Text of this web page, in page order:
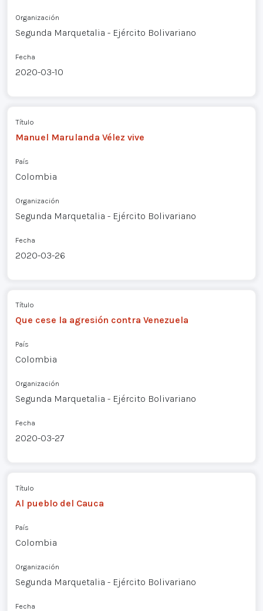
Organización
Segunda Marquetalia - Ejército Bolivariano
Fecha
2020-03-10
Título
Manuel Marulanda Vélez vive
País
Colombia
Organización
Segunda Marquetalia - Ejército Bolivariano
Fecha
2020-03-26
Título
Que cese la agresión contra Venezuela
País
Colombia
Organización
Segunda Marquetalia - Ejército Bolivariano
Fecha
2020-03-27
Título
Al pueblo del Cauca
País
Colombia
Organización
Segunda Marquetalia - Ejército Bolivariano
Fecha